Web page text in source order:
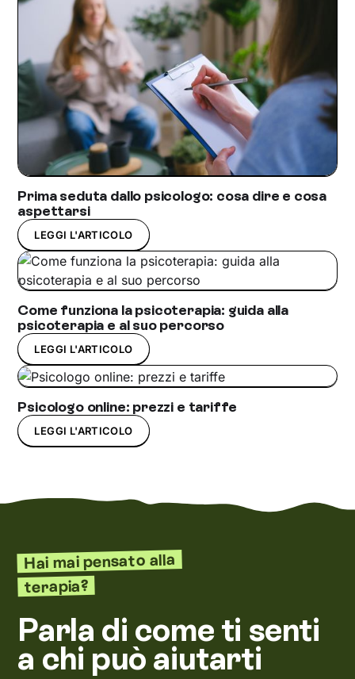
Prima seduta dallo psicologo: cosa dire e cosa
aspettarsi
LEGGI L'ARTICOLO
Come funziona la psicoterapia: guida alla
psicoterapia e al suo percorso
LEGGI L'ARTICOLO
Psicologo online: prezzi e tariffe
LEGGI L'ARTICOLO
Hai mai pensato alla
terapia?
Parla di come ti senti
a chi può aiutarti